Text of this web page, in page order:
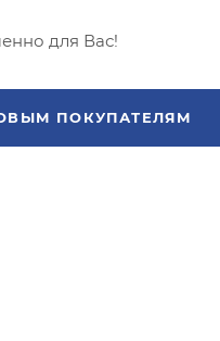
для Вас!
ПОКУПАТЕЛЯМ